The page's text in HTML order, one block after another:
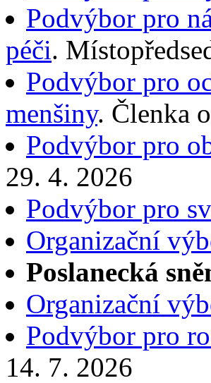
Podvýbor pro
péči.
Podvýbor pro
menšiny. Členka
Podvýbor pro
29. 4. 2026
Podvýbor pro
Organizační
Poslanecká
Organizační
Podvýbor pro
14. 7. 2026